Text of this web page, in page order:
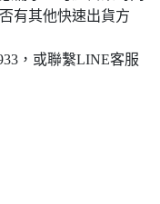
有其他快速出貨方
，或聯繫LINE客服